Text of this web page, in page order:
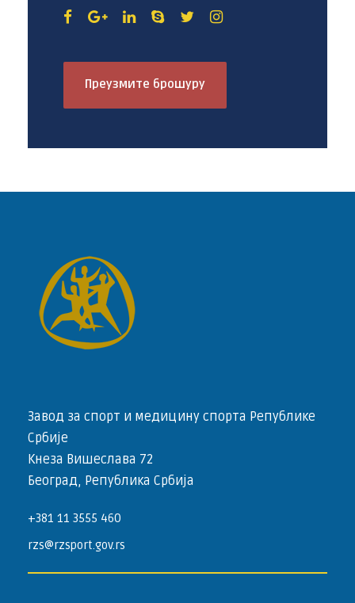
Преузмите брошуру
Завод за спорт и медицину спорта Републике
Србије
Кнеза Вишеслава 72
Београд, Република Србија
+381 11 3555 460
rzs@rzsport.gov.rs